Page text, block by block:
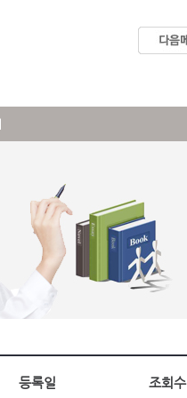
등록일 조회수